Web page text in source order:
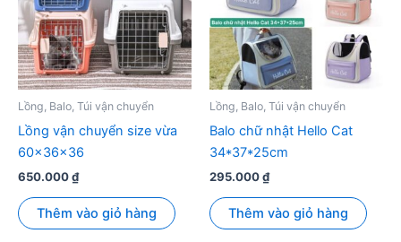
Lồng, Balo, Túi vận chuyển
Lồng vận chuyển size vừa
60x36x36
650.000₫
Thêm vào giỏ hàng
Lồng, Balo, Túi vận chuyển
Balo chữ nhật Hello Cat
34*37*25cm
295.000₫
Thêm vào giỏ hàng